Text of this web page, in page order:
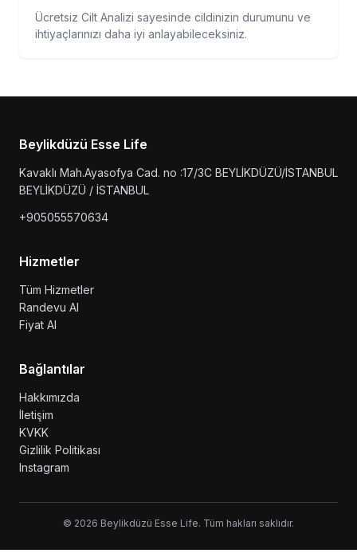
Ücretsiz Cilt Analizi sayesinde cildinizin durumunu ve
ihtiyaçlarınızı daha iyi anlayabileceksiniz.
Beylikdüzü Esse Life
Kavaklı Mah.Ayasofya Cad. no :17/3C BEYLİKDÜZÜ/İSTANBUL
BEYLİKDÜZÜ / İSTANBUL
+905055570634
Hizmetler
Tüm Hizmetler
Randevu Al
Fiyat Al
Bağlantılar
Hakkımızda
İletişim
KVKK
Gizlilik Politikası
Instagram
© 2026 Beylikdüzü Esse Life. Tüm hakları saklıdır.